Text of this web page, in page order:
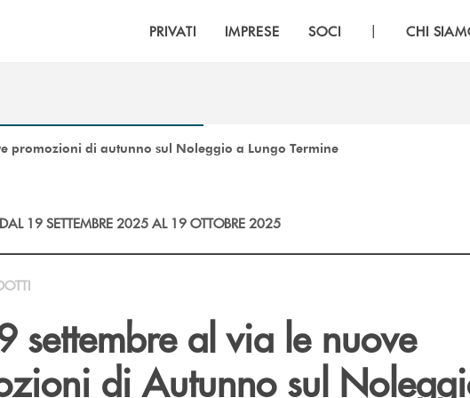
PRIVATI IMPRESE SOCI | CHI
promozioni di autunno sul Noleggio a Lungo Termine
DAL 19 SETTEMBRE 2025 AL 19 OTTOBRE 2025
settembre al via le nuove
di Autunno sul